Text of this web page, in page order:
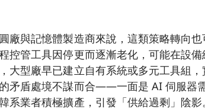
廠與記憶體製造商來說，這類策略轉向
控管工具因停更而逐漸老化，可能在設
大型廠早已建立自有系統或多元工具組
矛盾處境不謀而合——一面是 AI 伺服器
系業者積極擴產，引發「供給過剩」陰影。